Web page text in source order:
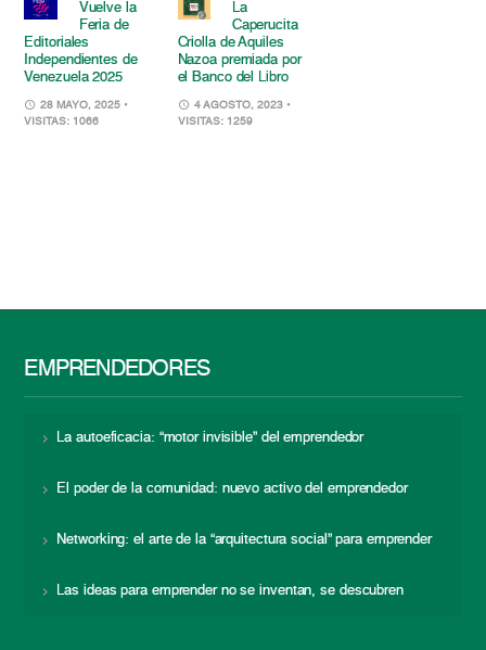
Vuelve la
Feria de
Editoriales
Independientes de
Venezuela 2025
28 MAYO, 2025 •
VISITAS: 1066
La
Caperucita
Criolla de Aquiles
Nazoa premiada por
el Banco del Libro
4 AGOSTO, 2023 •
VISITAS: 1259
EMPRENDEDORES
La autoeficacia: “motor invisible” del emprendedor
El poder de la comunidad: nuevo activo del emprendedor
Networking: el arte de la “arquitectura social” para emprender
Las ideas para emprender no se inventan, se descubren